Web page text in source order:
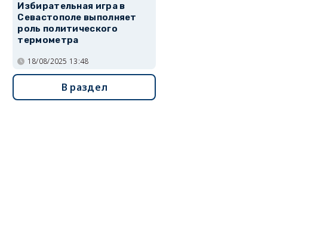
Избирательная игра в
Севастополе выполняет
роль политического
термометра
18/08/2025 13:48
В раздел